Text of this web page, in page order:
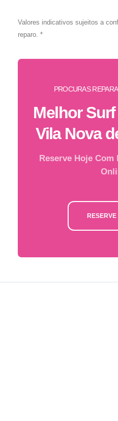
Valores indicativos sujeitos a
reparo. *
PROCURAS
Melhor
Vila Nova
Reserve Hoje